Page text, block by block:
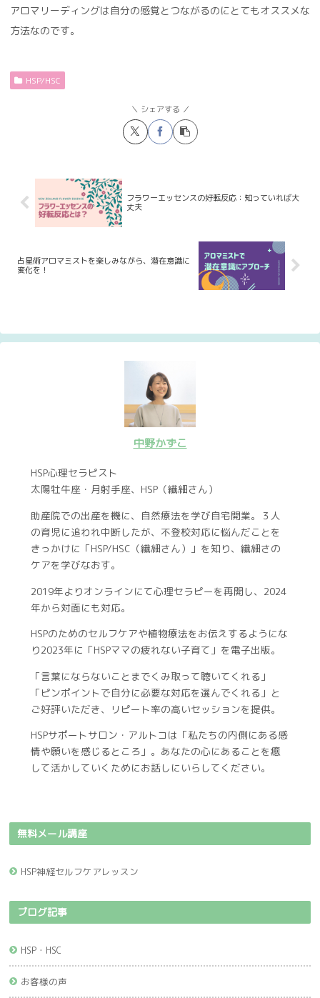
アロマリーディングは自分の感覚とつながるのにとてもオススメな
方法なのです。
HSP/HSC
シェアする
フラワーエッセンスの好転反応：知っていれば大
丈夫
占星術アロマミストを楽しみながら、潜在意識に
変化を！
中野かずこ
HSP心理セラピスト
太陽牡牛座・月射手座、HSP（繊細さん）
助産院での出産を機に、自然療法を学び自宅開業。３人
の育児に追われ中断したが、不登校対応に悩んだことを
きっかけに「HSP/HSC（繊細さん）」を知り、繊細さの
ケアを学びなおす。
2019年よりオンラインにて心理セラピーを再開し、2024
年から対面にも対応。
HSPのためのセルフケアや植物療法をお伝えするようにな
り2023年に「HSPママの疲れない子育て」を電子出版。
「言葉にならないことまでくみ取って聴いてくれる」
「ピンポイントで自分に必要な対応を選んでくれる」と
ご好評いただき、リピート率の高いセッションを提供。
HSPサポートサロン・アルトコは「私たちの内側にある感
情や願いを感じるところ」。あなたの心にあることを癒
して活かしていくためにお話しにいらしてください。
無料メール講座
HSP神経セルフケアレッスン
ブログ記事
HSP・HSC
お客様の声